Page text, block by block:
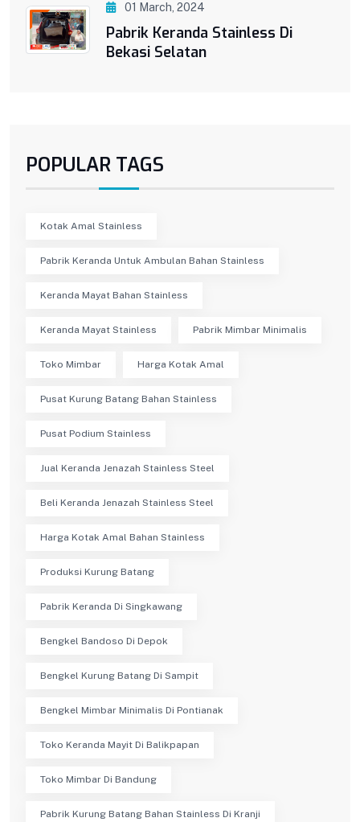
01 March, 2024
Pabrik Keranda Stainless Di
Bekasi Selatan
POPULAR TAGS
Kotak Amal Stainless
Pabrik Keranda Untuk Ambulan Bahan Stainless
Keranda Mayat Bahan Stainless
Keranda Mayat Stainless Pabrik Mimbar Minimalis
Toko Mimbar Harga Kotak Amal
Pusat Kurung Batang Bahan Stainless
Pusat Podium Stainless
Jual Keranda Jenazah Stainless Steel
Beli Keranda Jenazah Stainless Steel
Harga Kotak Amal Bahan Stainless
Produksi Kurung Batang
Pabrik Keranda Di Singkawang
Bengkel Bandoso Di Depok
Bengkel Kurung Batang Di Sampit
Bengkel Mimbar Minimalis Di Pontianak
Toko Keranda Mayit Di Balikpapan
Toko Mimbar Di Bandung
Pabrik Kurung Batang Bahan Stainless Di Kranji